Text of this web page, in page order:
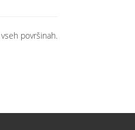
površinah.